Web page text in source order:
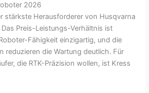
2026
stärkste Herausforderer von Husqvarna
Das Preis-Leistungs-Verhältnis ist
Fähigkeit einzigartig, und die
reduzieren die Wartung deutlich. Für
die RTK-Präzision wollen, ist Kress